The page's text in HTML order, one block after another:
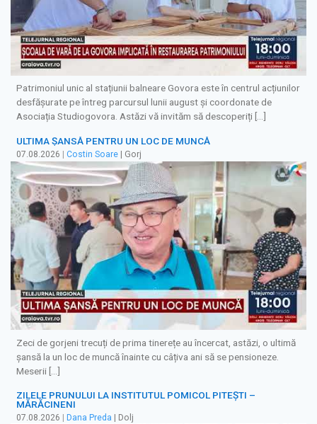
Patrimoniul unic al stațiunii balneare Govora este în centrul acțiunilor
desfășurate pe întreg parcursul lunii august și coordonate de
Asociația Studiogovora. Astăzi vă invităm să descoperiți […]
ULTIMA ȘANSĂ PENTRU UN LOC DE MUNCĂ
07.08.2026 | Costin Soare | Gorj
Zeci de gorjeni trecuți de prima tinerețe au încercat, astăzi, o ultimă
șansă la un loc de muncă înainte cu câțiva ani să se pensioneze.
Meserii […]
ZILELE PRUNULUI LA INSTITUTUL POMICOL PITEȘTI –
MĂRĂCINENI
07.08.2026 Dana Preda | Dolj